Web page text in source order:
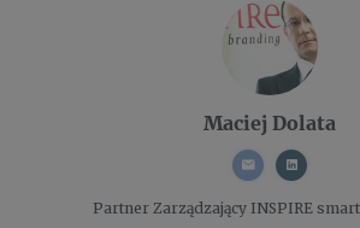
Maciej Dolata
Partner Zarządzający INSPIRE